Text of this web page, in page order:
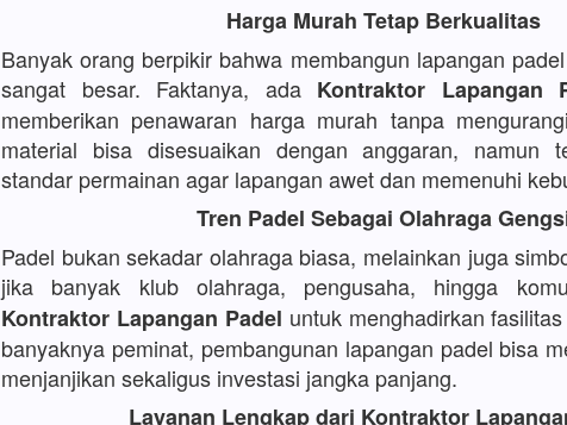
Harga Murah Tetap Berkualitas
Banyak orang berpikir bahwa membangun lapangan
sangat besar. Faktanya, ada Kontraktor Lapangan
memberikan penawaran harga murah tanpa
material bisa disesuaikan dengan anggaran, namun
standar permainan agar lapangan awet dan memenuhi
Tren Padel Sebagai Olahraga
Padel bukan sekadar olahraga biasa, melainkan juga
jika banyak klub olahraga, pengusaha, hingga
Kontraktor Lapangan Padel untuk menghadirkan
banyaknya peminat, pembangunan lapangan padel bisa
menjanjikan sekaligus investasi jangka panjang.
Layanan Lengkap dari Kontraktor